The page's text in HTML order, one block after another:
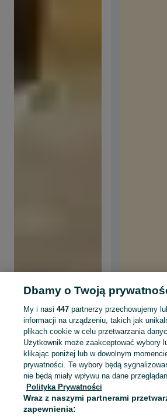
Dbamy o Twoją
My i nasi 447partnerzy przechowujemy
informacji na urządzeniu, takich jak
plikach cookie w celu przetwarzania
Użytkownik może zaakceptować wybory
klikając poniżej lub w dowolnym
prywatności. Te wybory będą
nie będą miały wpływu na dane
Polityka Prywatności
Wraz z naszymi partnerami
zapewnienia: